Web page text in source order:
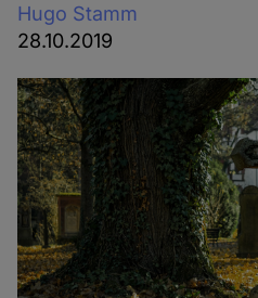
Hugo Stamm
28.10.2019